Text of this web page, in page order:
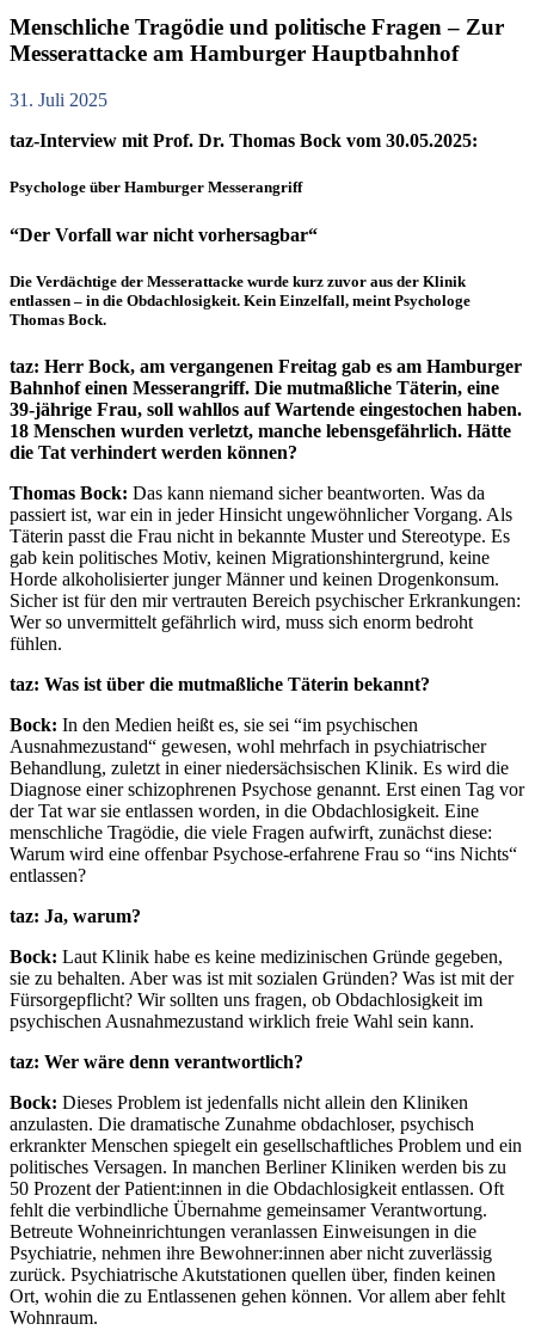
Menschliche Tragödie und politische Fragen – Zur
Messerattacke am Hamburger Hauptbahnhof
31. Juli 2025
taz-Interview mit Prof. Dr. Thomas Bock vom 30.05.2025:
Psychologe über Hamburger Messerangriff
“Der Vorfall war nicht vorhersagbar“
Die Verdächtige der Messerattacke wurde kurz zuvor aus der Klinik
entlassen – in die Obdachlosigkeit. Kein Einzelfall, meint Psychologe
Thomas Bock.
taz: Herr Bock, am vergangenen Freitag gab es am Hamburger
Bahnhof einen Messerangriff. Die mutmaßliche Täterin, eine
39-jährige Frau, soll wahllos auf Wartende eingestochen haben.
18 Menschen wurden verletzt, manche lebensgefährlich. Hätte
die Tat verhindert werden können?
Thomas Bock: Das kann niemand sicher beantworten. Was da
passiert ist, war ein in jeder Hinsicht ungewöhnlicher Vorgang. Als
Täterin passt die Frau nicht in bekannte Muster und Stereotype. Es
gab kein politisches Motiv, keinen Migrationshintergrund, keine
Horde alkoholisierter junger Männer und keinen Drogenkonsum.
Sicher ist für den mir vertrauten Bereich psychischer Erkrankungen:
Wer so unvermittelt gefährlich wird, muss sich enorm bedroht
fühlen.
taz: Was ist über die mutmaßliche Täterin bekannt?
Bock: In den Medien heißt es, sie sei “im psychischen
Ausnahmezustand“ gewesen, wohl mehrfach in psychiatrischer
Behandlung, zuletzt in einer niedersächsischen Klinik. Es wird die
Diagnose einer schizophrenen Psychose genannt. Erst einen Tag vor
der Tat war sie entlassen worden, in die Obdachlosigkeit. Eine
menschliche Tragödie, die viele Fragen aufwirft, zunächst diese:
Warum wird eine offenbar Psychose-erfahrene Frau so “ins Nichts“
entlassen?
taz: Ja, warum?
Bock: Laut Klinik habe es keine medizinischen Gründe gegeben,
sie zu behalten. Aber was ist mit sozialen Gründen? Was ist mit der
Fürsorgepflicht? Wir sollten uns fragen, ob Obdachlosigkeit im
psychischen Ausnahmezustand wirklich freie Wahl sein kann.
taz: Wer wäre denn verantwortlich?
Bock: Dieses Problem ist jedenfalls nicht allein den Kliniken
anzulasten. Die dramatische Zunahme obdachloser, psychisch
erkrankter Menschen spiegelt ein gesellschaftliches Problem und ein
politisches Versagen. In manchen Berliner Kliniken werden bis zu
50 Prozent der Patient:innen in die Obdachlosigkeit entlassen. Oft
fehlt die verbindliche Übernahme gemeinsamer Verantwortung.
Betreute Wohneinrichtungen veranlassen Einweisungen in die
Psychiatrie, nehmen ihre Bewohner:innen aber nicht zuverlässig
zurück. Psychiatrische Akutstationen quellen über, finden keinen
Ort, wohin die zu Entlassenen gehen können. Vor allem aber fehlt
Wohnraum.